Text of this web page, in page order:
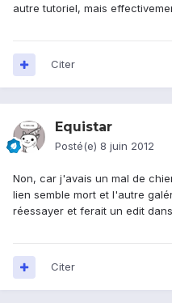
autre tutoriel, mais
Citer
Equistar
Posté(e) 8 juin 2012
Non, car j'avais un mal de
lien semble mort et l'autre
réessayer et ferait un edit
Citer